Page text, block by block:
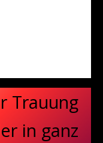
Trauung
in ganz